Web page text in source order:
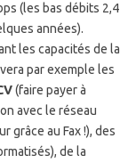
(les bas débits 2,4
années).
les capacités de la
par exemple les
(faire payer à
avec le réseau
grâce au Fax !), des
de la